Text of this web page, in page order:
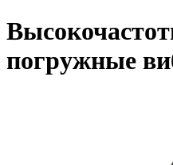
погружные